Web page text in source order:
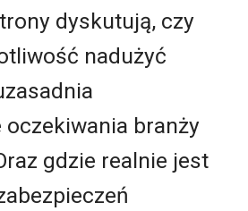
dyskutują, czy
nadużyć
branży
gdzie realnie jest